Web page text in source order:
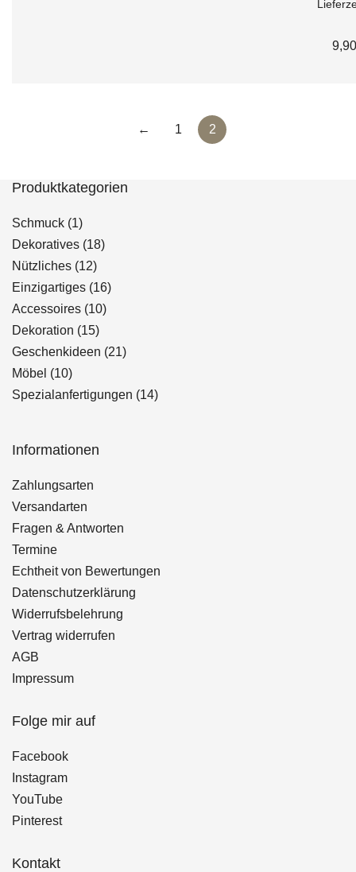
← 1 2
Produktkategorien
Schmuck 11
Produkt
Dekoratives 1818
Nützliches 1212
Produkte
Einzigartiges 1616
Accessoires 1010
Dekoration 1515
Produkte
Geschenkideen 2121
Möbel 1010
Produkte
Spezialanfertigungen 1414
Informationen
Zahlungsarten
Versandarten
Fragen & Antworten
Termine
Echtheit von Bewertungen
Datenschutzerklärung
Widerrufsbelehrung
Vertrag widerrufen
AGB
Impressum
Folge mir auf
Facebook
Instagram
YouTube
Pinterest
Kontakt